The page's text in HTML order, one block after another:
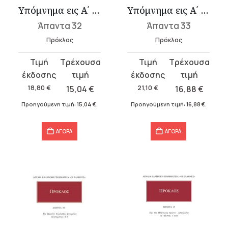
Υπόμνημα εις Α΄ Ευκλείδου Στοιχείων 2
Άπαντα 32
Πρόκλος
18,80 €
Original
price
was:
18,80 €.
15,04€
τρέχουσα
τιμή
είναι:
Προηγούμενη τιμή: 15,04 €.
ΑΓΟΡΑ
Υπόμνημα εις Α΄ Ευκλείδου Στοιχείων 3
Άπαντα 33
Πρόκλος
21,10 €
Original
price
was:
21,10 €.
16,88€
τρέχουσα
τιμή
είναι:
Προηγούμενη τιμή: 16,88 €.
ΑΓΟΡΑ